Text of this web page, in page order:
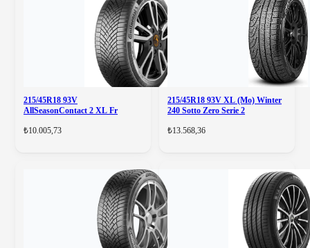
215/45R18 93V
AllSeasonContact 2 XL Fr
₺10.005,73
215/45R18 93V XL (Mo) Winter
240 Sotto Zero Serie 2
₺13.568,36